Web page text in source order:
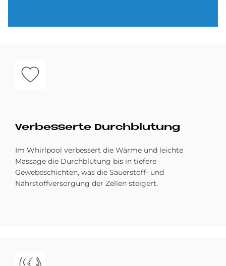
Ver­bes­ser­te Durch­blu­tung
Im Whirlpool verbessert die Wärme und leichte
Massage die Durchblutung bis in tiefere
Gewebeschichten, was die Sauerstoff- und
Nährstoffversorgung der Zellen steigert.
Bild